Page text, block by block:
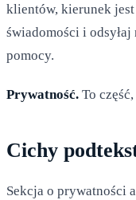
klientów, kierunek
świadomości i
pomocy.
Prywatność. To
Cichy
Sekcja o prywatności